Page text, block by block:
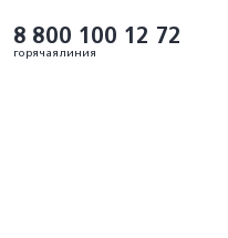
8 800 100 12 72
горячая линия